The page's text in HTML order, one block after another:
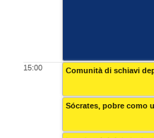
15:00 Comunità di schiavi
Sócrates, pobre como